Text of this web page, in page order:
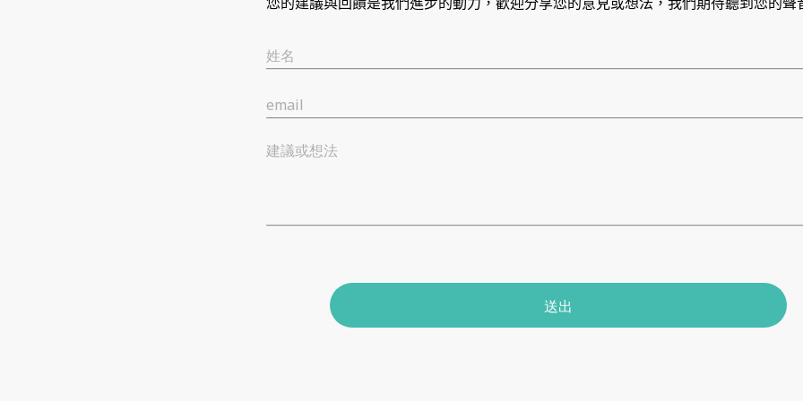
姓名
email
建議或想法
送出